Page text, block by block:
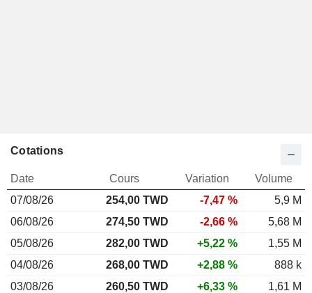
Cotations
Date Cours Variation
Volume
07/08/26
254,00 TWD -7,47 %
5,9 M
06/08/26
274,50 TWD -2,66 %
5,68 M
05/08/26
282,00 TWD +5,22 %
1,55 M
04/08/26
268,00 TWD +2,88 %
888 k
03/08/26
260,50 TWD +6,33 % 1,61 M